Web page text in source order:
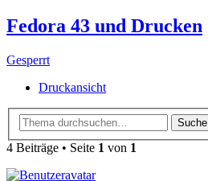
Fedora 43 und Drucken
Gesperrt
Druckansicht
Suche
4 Beiträge • Seite 1 von 1